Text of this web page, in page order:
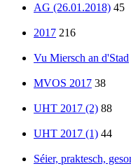
AG (26.01.2018) 45
2017 216
Vu Miersch an d'Stad
MVOS 2017 38
UHT 2017 (2) 88
UHT 2017 (1) 44
Séier, praktesch,